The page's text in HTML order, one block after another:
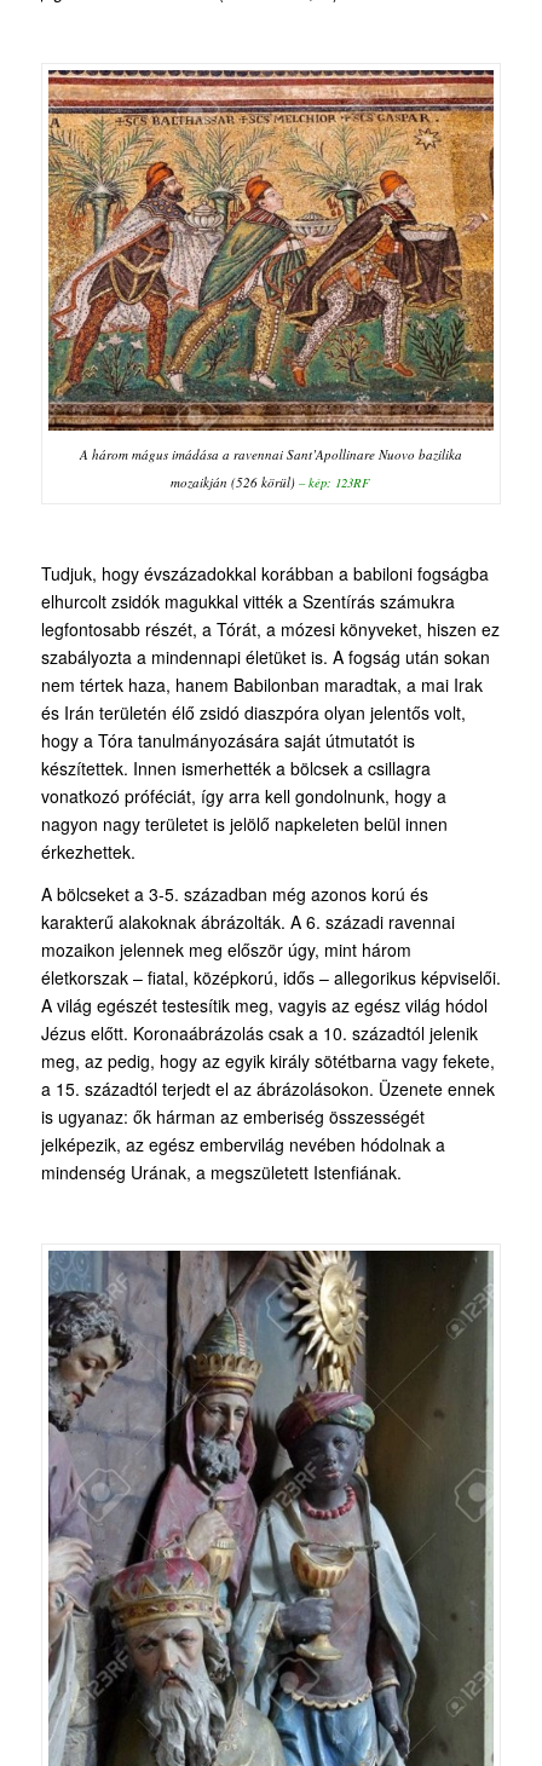
A három mágus imádása a ravennai Sant’Apollinare Nuovo bazilika
mozaikján (526 körül)–kép: 123RF
Tudjuk, hogy évszázadokkal korábban a babiloni fogságba
elhurcolt zsidók magukkal vitték a Szentírás számukra
legfontosabb részét, a Tórát, a mózesi könyveket, hiszen ez
szabályozta a mindennapi életüket is. A fogság után sokan
nem tértek haza, hanem Babilonban maradtak, a mai Irak
és Irán területén élő zsidó diaszpóra olyan jelentős volt,
hogy a Tóra tanulmányozására saját útmutatót is
készítettek. Innen ismerhették a bölcsek a csillagra
vonatkozó próféciát, így arra kell gondolnunk, hogy a
nagyon nagy területet is jelölő napkeleten belül innen
érkezhettek.
A bölcseket a 3-5. században még azonos korú és
karakterű alakoknak ábrázolták. A 6. századi ravennai
mozaikon jelennek meg először úgy, mint három
életkorszak – fiatal, középkorú, idős – allegorikus képviselői.
A világ egészét testesítik meg, vagyis az egész világ hódol
Jézus előtt. Koronaábrázolás csak a 10. századtól jelenik
meg, az pedig, hogy az egyik király sötétbarna vagy fekete,
a 15. századtól terjedt el az ábrázolásokon. Üzenete ennek
is ugyanaz: ők hárman az emberiség összességét
jelképezik, az egész embervilág nevében hódolnak a
mindenség Urának, a megszületett Istenfiának.